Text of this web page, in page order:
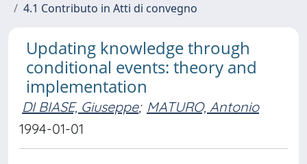
4.1 Contributo in Atti di convegno
Updating knowledge through
conditional events: theory and
implementation
DI BIASE, Giuseppe; MATURO, Antonio
1994-01-01